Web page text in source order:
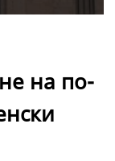
на по-